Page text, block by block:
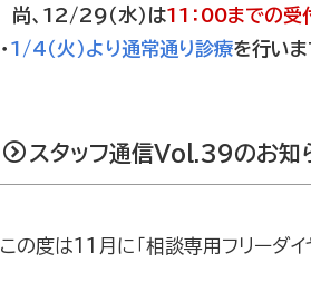
尚、12/29（水）は11：00までの受
・ 1/4（火）より通常通り診療を行いま
スタッフ通信Vol.39のお
この度は11月に「相談専用フリーダ